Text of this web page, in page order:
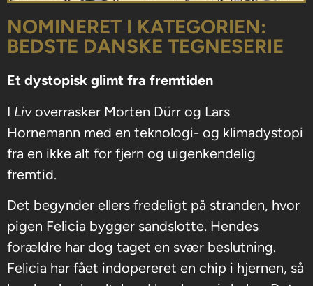
NOMINERET I KATEGORIEN:
BEDSTE DANSKE TEGNESERIE
Et dystopisk glimt fra fremtiden
I Livoverrasker Morten Dürr og Lars
Hornemann med en teknologi- og klimadystopi
fra en ikke alt for fjern og uigenkendelig
fremtid.
Det begynder ellers fredeligt på stranden, hvor
pigen Felicia bygger sandslotte. Hendes
forældre har dog taget en svær beslutning.
Felicia har fået indopereret en chip i hjernen, så